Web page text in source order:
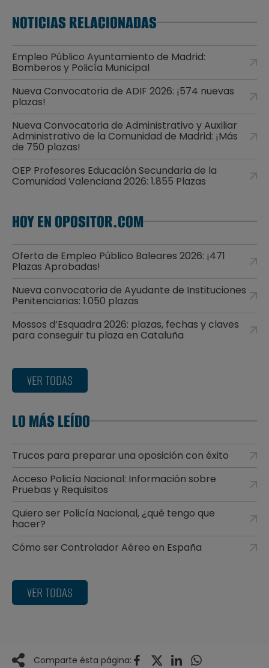
NOTICIAS RELACIONADAS
Empleo Público Ayuntamiento de Madrid:
Bomberos y Policía Municipal
Nueva Convocatoria de ADIF 2026: ¡574 nuevas
plazas!
Nueva Convocatoria de Administrativo y Auxiliar
Administrativo de la Comunidad de Madrid: ¡Más
de 750 plazas!
OEP Profesores Educación Secundaria de la
Comunidad Valenciana 2026: 1.855 Plazas
HOY EN OPOSITOR.COM
Oferta de Empleo Público Baleares 2026: ¡471
Plazas Aprobadas!
Nueva convocatoria de Ayudante de Instituciones
Penitenciarias: 1.050 plazas
Mossos d’Esquadra 2026: plazas, fechas y claves
para conseguir tu plaza en Cataluña
VER TODAS
LO MÁS LEÍDO
Trucos para preparar una oposición con éxito
Acceso Policía Nacional: Información sobre
Pruebas y Requisitos
Quiero ser Policía Nacional, ¿qué tengo que
hacer?
Cómo ser Controlador Aéreo en España
VER TODAS
Comparte ésta página: